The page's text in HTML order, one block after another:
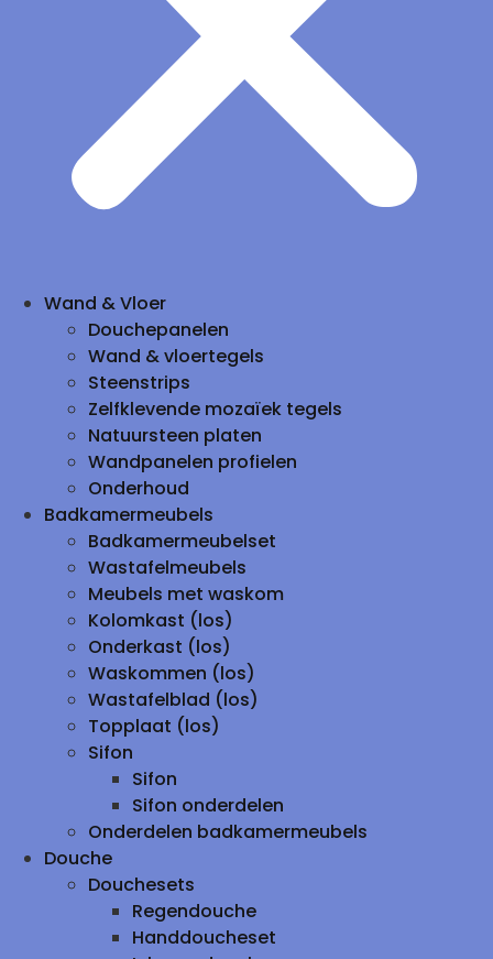
Wand & Vloer
Douchepanelen
Wand & vloertegels
Steenstrips
Zelfklevende mozaïek tegels
Natuursteen platen
Wandpanelen profielen
Onderhoud
Badkamermeubels
Badkamermeubelset
Wastafelmeubels
Meubels met waskom
Kolomkast (los)
Onderkast (los)
Waskommen (los)
Wastafelblad (los)
Topplaat (los)
Sifon
Sifon
Sifon onderdelen
Onderdelen badkamermeubels
Douche
Douchesets
Regendouche
Handdoucheset